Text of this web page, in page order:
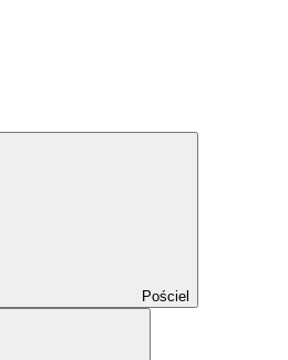
Pościel